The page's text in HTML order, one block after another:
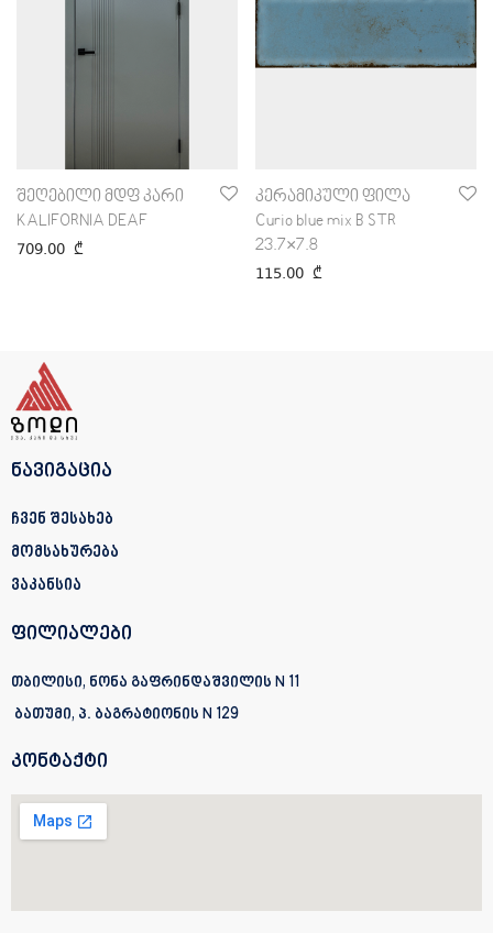
შეღებილი მდფ კარი
KALIFORNIA DEAF
709.00 ₾
კერამიკული ფილა
Curio blue mix B STR
23.7×7.8
115.00 ₾
ნავიგაცია
ჩვენ შესახებ
მომსახურება
ვაკანსია
ფილიალები
თბილისი, ნონა გაფრინდაშვილის N 11
ბათუმი, პ. ბაგრატიონის N 129
კონტაქტი